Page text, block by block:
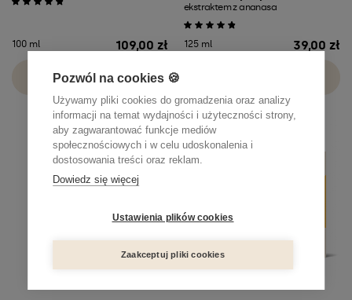
100 ml 109,00 zł
Dodaj do koszyka
ekstraktem z ananasa
125 ml 39,00 zł
Pozwól na cookies 🍪
Używamy pliki cookies do gromadzenia oraz analizy
informacji na temat wydajności i użyteczności strony,
aby zagwarantować funkcje mediów
społecznościowych i w celu udoskonalenia i
dostosowania treści oraz reklam.
Dowiedz się więcej
Ustawienia plików cookies
Zaakceptuj pliki cookies